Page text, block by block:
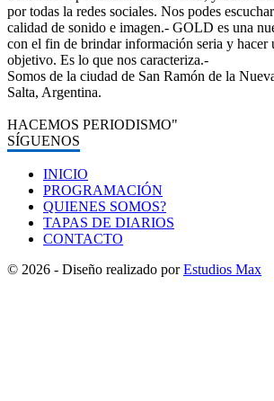
por todas la redes sociales. Nos podes
calidad de sonido e imagen.- GOLD es una
con el fin de brindar información seria y hacer
objetivo. Es lo que nos caracteriza.-
Somos de la ciudad de San Ramón de la
Salta, Argentina.
HACEMOS PERIODISMO"
SÍGUENOS
INICIO
PROGRAMACIÓN
QUIENES SOMOS?
TAPAS DE DIARIOS
CONTACTO
© 2026 - Diseño realizado porEstudios Max